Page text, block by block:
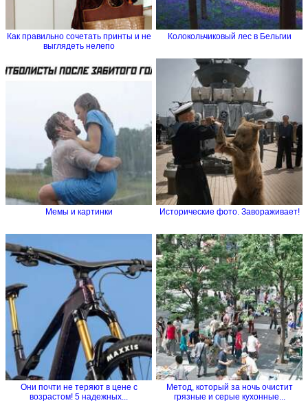
Как правильно сочетать принты и не
выглядеть нелепо
Колокольчиковый лес в Бельгии
Мемы и картинки Исторические фото. Завораживает!
Они почти не теряют в цене с
возрастом! 5 надежных...
Метод, который за ночь очистит
грязные и серые кухонные...